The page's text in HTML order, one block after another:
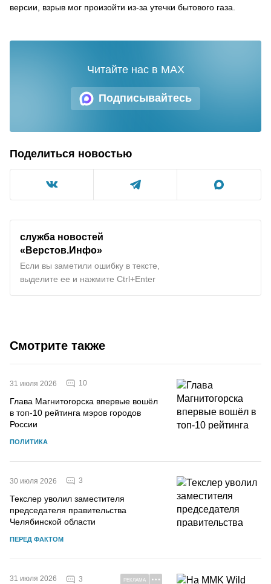
версии, взрыв мог произойти из-за утечки бытового газа.
Подписывайтесь
Читайте нас в MAX
Поделиться новостью
служба новостей
«Верстов.Инфо»
Если вы заметили ошибку в тексте,
выделите ее и нажмите Ctrl+Enter
Смотрите также
31 июля 2026 10
Глава Магнитогорска впервые вошёл
в топ-10 рейтинга мэров городов
России
ПОЛИТИКА
30 июля 2026 3
Текслер уволил заместителя
председателя правительства
Челябинской области
ПЕРЕД ФАКТОМ
31 июля 2026 3 РЕКЛАМА